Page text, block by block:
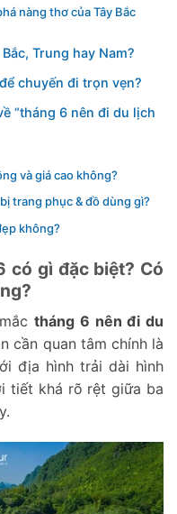
nàng thơ của Tây Bắc
Trung hay Nam?
chuyến đi trọn vẹn?
“tháng 6 nên đi du lịch
và giá cao không?
trang phục & đồ dùng gì?
không?
có gì đặc biệt? Có
tháng 6 nên đi du
cần quan tâm chính là
địa hình trải dài hình
tiết khá rõ rệt giữa ba